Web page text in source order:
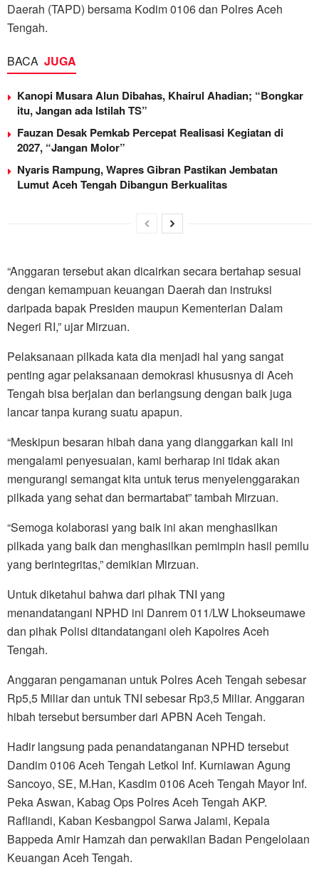
Daerah (TAPD) bersama Kodim 0106 dan Polres Aceh
Tengah.
BACA JUGA
Kanopi Musara Alun Dibahas, Khairul Ahadian; “Bongkar
itu, Jangan ada Istilah TS”
Fauzan Desak Pemkab Percepat Realisasi Kegiatan di
2027, “Jangan Molor”
Nyaris Rampung, Wapres Gibran Pastikan Jembatan
Lumut Aceh Tengah Dibangun Berkualitas
“Anggaran tersebut akan dicairkan secara bertahap sesuai
dengan kemampuan keuangan Daerah dan instruksi
daripada bapak Presiden maupun Kementerian Dalam
Negeri RI,” ujar Mirzuan.
Pelaksanaan pilkada kata dia menjadi hal yang sangat
penting agar pelaksanaan demokrasi khususnya di Aceh
Tengah bisa berjalan dan berlangsung dengan baik juga
lancar tanpa kurang suatu apapun.
“Meskipun besaran hibah dana yang dianggarkan kali ini
mengalami penyesuaian, kami berharap ini tidak akan
mengurangi semangat kita untuk terus menyelenggarakan
pilkada yang sehat dan bermartabat” tambah Mirzuan.
“Semoga kolaborasi yang baik ini akan menghasilkan
pilkada yang baik dan menghasilkan pemimpin hasil pemilu
yang berintegritas,” demikian Mirzuan.
Untuk diketahui bahwa dari pihak TNI yang
menandatangani NPHD ini Danrem 011/LW Lhokseumawe
dan pihak Polisi ditandatangani oleh Kapolres Aceh
Tengah.
Anggaran pengamanan untuk Polres Aceh Tengah sebesar
Rp5,5 Miliar dan untuk TNI sebesar Rp3,5 Miliar. Anggaran
hibah tersebut bersumber dari APBN Aceh Tengah.
Hadir langsung pada penandatanganan NPHD tersebut
Dandim 0106 Aceh Tengah Letkol Inf. Kurniawan Agung
Sancoyo, SE, M.Han, Kasdim 0106 Aceh Tengah Mayor Inf.
Peka Aswan, Kabag Ops Polres Aceh Tengah AKP.
Rafliandi, Kaban Kesbangpol Sarwa Jalami, Kepala
Bappeda Amir Hamzah dan perwakilan Badan Pengelolaan
Keuangan Aceh Tengah.